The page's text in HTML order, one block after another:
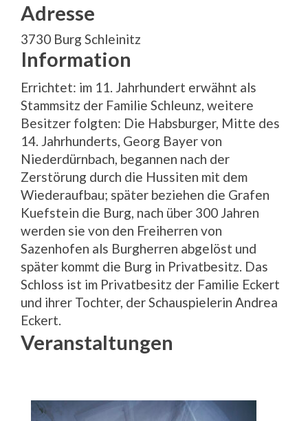
Adresse
3730 Burg Schleinitz
Information
Errichtet: im 11. Jahrhundert erwähnt als
Stammsitz der Familie Schleunz, weitere
Besitzer folgten: Die Habsburger, Mitte des
14. Jahrhunderts, Georg Bayer von
Niederdürnbach, begannen nach der
Zerstörung durch die Hussiten mit dem
Wiederaufbau; später beziehen die Grafen
Kuefstein die Burg, nach über 300 Jahren
werden sie von den Freiherren von
Sazenhofen als Burgherren abgelöst und
später kommt die Burg in Privatbesitz. Das
Schloss ist im Privatbesitz der Familie Eckert
und ihrer Tochter, der Schauspielerin Andrea
Eckert.
Veranstaltungen